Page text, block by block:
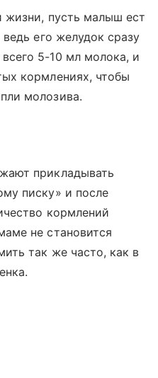
жизни, пусть малыш ест
его желудок сразу
5-10 мл молока, и
кормлениях, чтобы
молозива.
прикладывать
писку» и после
кормлений
не становится
так же часто, как в